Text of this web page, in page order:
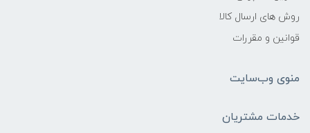
روش های ارسال کالا
قوانین و مقررات
منوی وب‌سایت
خدمات مشتریان